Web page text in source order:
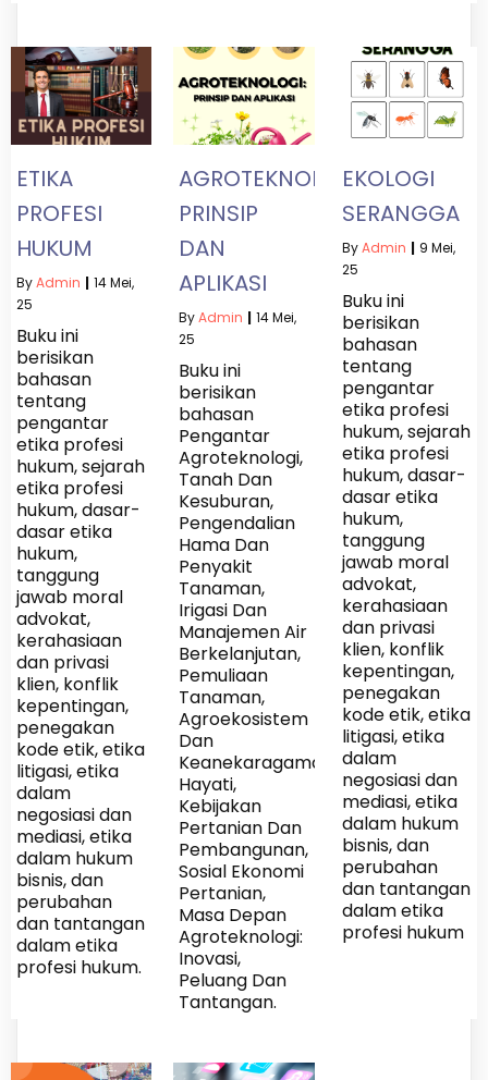
ETIKA
PROFESI
HUKUM
ByAdmin | 14Mei,
25
Buku ini
berisikan
bahasan
tentang
pengantar
etika profesi
hukum, sejarah
etika profesi
hukum, dasar-
dasar etika
hukum,
tanggung
jawab moral
advokat,
kerahasiaan
dan privasi
klien, konflik
kepentingan,
penegakan
kode etik, etika
litigasi, etika
dalam
negosiasi dan
mediasi, etika
dalam hukum
bisnis, dan
perubahan
dan tantangan
dalam etika
profesi hukum.
AGROTEKNOLOGI:
PRINSIP
DAN
APLIKASI
ByAdmin | 14Mei,
25
Buku ini
berisikan
bahasan
Pengantar
Agroteknologi,
Tanah Dan
Kesuburan,
Pengendalian
Hama Dan
Penyakit
Tanaman,
Irigasi Dan
Manajemen Air
Berkelanjutan,
Pemuliaan
Tanaman,
Agroekosistem
Dan
Keanekaragaman
Hayati,
Kebijakan
Pertanian Dan
Pembangunan,
Sosial Ekonomi
Pertanian,
Masa Depan
Agroteknologi:
Inovasi,
Peluang Dan
Tantangan.
EKOLOGI
SERANGGA
ByAdmin | 9 Mei,
25
Buku ini
berisikan
bahasan
tentang
pengantar
etika profesi
hukum, sejarah
etika profesi
hukum, dasar-
dasar etika
hukum,
tanggung
jawab moral
advokat,
kerahasiaan
dan privasi
klien, konflik
kepentingan,
penegakan
kode etik, etika
litigasi, etika
dalam
negosiasi dan
mediasi, etika
dalam hukum
bisnis, dan
perubahan
dan tantangan
dalam etika
profesi hukum